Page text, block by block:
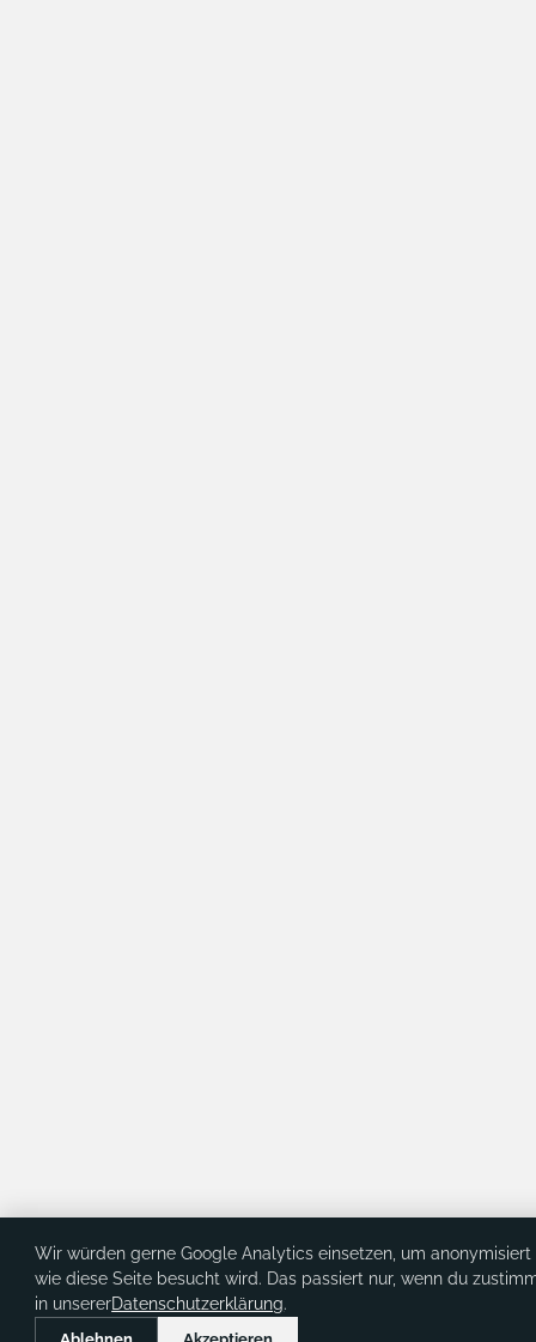
Wir würden gerne Google Analytics einsetzen, um anonymisiert
wie diese Seite besucht wird. Das passiert nur, wenn du
in unsererDatenschutzerklärung.